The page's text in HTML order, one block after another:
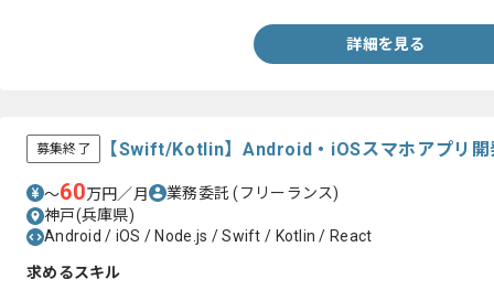
詳細を見る
募集終了 【Swift/Kotlin】Android・iOSスマホアプリ
〜60万円／月 業務委託(フリーランス)
神戸(兵庫県)
Android / iOS / Node.js / Swift / Kotlin / React
求めるスキル